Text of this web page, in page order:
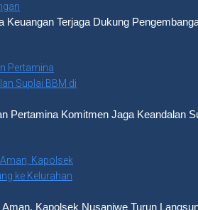
Keuangan Terjaga Dukung
Pertamina Komitmen Jaga Keandalan
Kapolsek Nusaniwe Turun